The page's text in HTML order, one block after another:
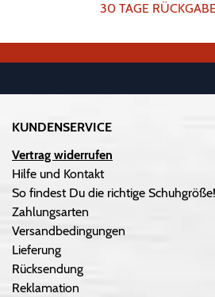
30 TAGE
KUNDENSERVICE
Vertrag widerrufen
Hilfe und Kontakt
So findest Du die richtige Schuhgröße!
Zahlungsarten
Versandbedingungen
Lieferung
Rücksendung
Reklamation